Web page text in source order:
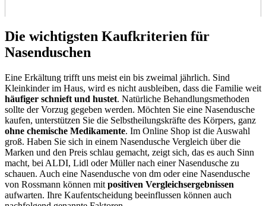
Die wichtigsten Kaufkriterien für
Nasenduschen
Eine Erkältung trifft uns meist ein bis zweimal jährlich. Sind
Kleinkinder im Haus, wird es nicht ausbleiben, dass die Familie weit
häufiger schnieft und hustet. Natürliche Behandlungsmethoden
sollte der Vorzug gegeben werden. Möchten Sie eine Nasendusche
kaufen, unterstützen Sie die Selbstheilungskräfte des Körpers, ganz
ohne chemische Medikamente. Im Online Shop ist die Auswahl
groß. Haben Sie sich in einem Nasendusche Vergleich über die
Marken und den Preis schlau gemacht, zeigt sich, das es auch Sinn
macht, bei ALDI, Lidl oder Müller nach einer Nasendusche zu
schauen. Auch eine Nasendusche von dm oder eine Nasendusche
von Rossmann können mit positiven Vergleichsergebnissen
aufwarten. Ihre Kaufentscheidung beeinflussen können auch